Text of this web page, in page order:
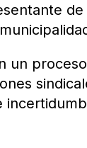
un